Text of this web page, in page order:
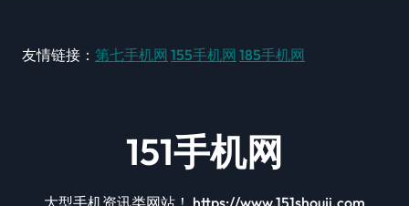
友情链接： 第七手机网 155手机网 185手机网
151手机网